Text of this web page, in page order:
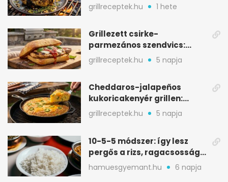
karamellizált nyári kedvenc
grillreceptek.hu 1 hete
Grillezett csirke-
parmezános szendvics:
ropogós csirke, olvadó sajt
grillreceptek.hu 5 napja
Cheddaros-jalapeños
kukoricakenyér grillen:
ropogós alj, puha belső
grillreceptek.hu 5 napja
10-5-5 módszer: így lesz
pergős a rizs, ragacsosság
nélkül
hamuesgyemant.hu 6 napja